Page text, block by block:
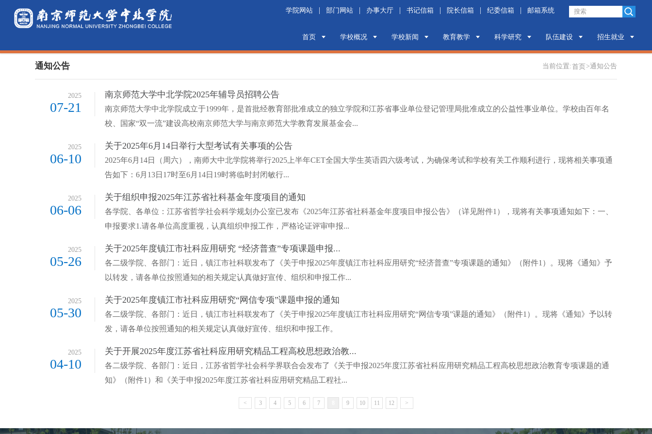
学院网站 | 部门网站 | 办事大厅 | 书记信箱 | 院长信箱 | 纪委信箱 | 邮箱系统
首页 学校概况 学校新闻 教育教学 科学研究 队伍建设 招生就业
通知公告 当前位置:首页 >通知公告
2025
07-21
南京师范大学中北学院2025年辅导员招聘公告
南京师范大学中北学院成立于1999年，是首批经教育部批准成立的独立学院和江苏省事业单位登记管理局批准成立的公益性事业单位。学校由百年名
校、国家“双一流”建设高校南京师范大学与南京师范大学教育发展基金会...
2025
06-10
关于2025年6月14日举行大型考试有关事项的公告
2025年6月14日（周六），南师大中北学院将举行2025上半年CET全国大学生英语四六级考试，为确保考试和学校有关工作顺利进行，现将相关事项通
告如下：6月13日17时至6月14日19时将临时封闭敏行...
2025
06-06
关于组织申报2025年江苏省社科基金年度项目的通知
各学院、各单位：江苏省哲学社会科学规划办公室已发布《2025年江苏省社科基金年度项目申报公告》（详见附件1），现将有关事项通知如下：一、
申报要求1.请各单位高度重视，认真组织申报工作，严格论证评审申报...
2025
05-26
关于2025年度镇江市社科应用研究 “经济普查”专项课题申报...
各二级学院、各部门：近日，镇江市社科联发布了《关于申报2025年度镇江市社科应用研究“经济普查”专项课题的通知》（附件1）。现将《通知》予
以转发，请各单位按照通知的相关规定认真做好宣传、组织和申报工作...
2025
05-30
关于2025年度镇江市社科应用研究“网信专项”课题申报的通知
各二级学院、各部门：近日，镇江市社科联发布了《关于申报2025年度镇江市社科应用研究“网信专项”课题的通知》（附件1）。现将《通知》予以转
发，请各单位按照通知的相关规定认真做好宣传、组织和申报工作。
2025
04-10
关于开展2025年度江苏省社科应用研究精品工程高校思想政治教...
各二级学院、各部门：近日，江苏省哲学社会科学界联合会发布了《关于申报2025年度江苏省社科应用研究精品工程高校思想政治教育专项课题的通
知》（附件1）和《关于申报2025年度江苏省社科应用研究精品工程社...
< 3 4 5 6 7 9 10 11 12 >